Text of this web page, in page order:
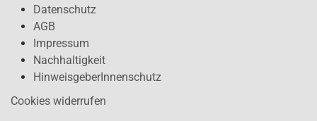
Datenschutz
AGB
Impressum
Nachhaltigkeit
HinweisgeberInnenschutz
Cookies widerrufen